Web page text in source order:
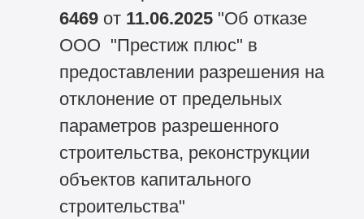
6469от 11.06.2025"Об отказе
ООО "Престиж плюс" в
предоставлении разрешения на
отклонение от предельных
параметров разрешенного
строительства, реконструкции
объектов капитального
строительства"